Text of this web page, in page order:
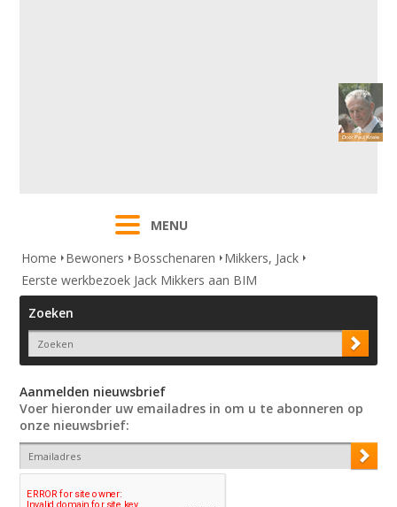
MENU
Home
Bewoners Bosschenaren
Mikkers, Jack
Eerste werkbezoek Jack Mikkers aan BIM
Zoeken
Aanmelden nieuwsbrief
Voer hieronder uw emailadres in om u te abonneren op
onze nieuwsbrief: